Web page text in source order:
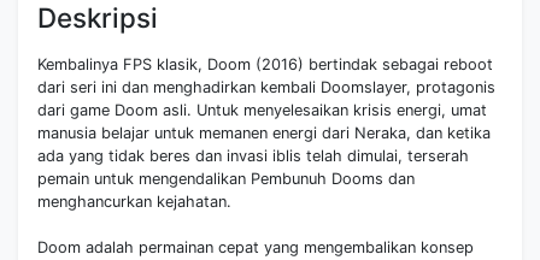
Deskripsi
Kembalinya FPS klasik, Doom (2016) bertindak sebagai reboot
dari seri ini dan menghadirkan kembali Doomslayer, protagonis
dari game Doom asli. Untuk menyelesaikan krisis energi, umat
manusia belajar untuk memanen energi dari Neraka, dan ketika
ada yang tidak beres dan invasi iblis telah dimulai, terserah
pemain untuk mengendalikan Pembunuh Dooms dan
menghancurkan kejahatan.
Doom adalah permainan cepat yang mengembalikan konsep